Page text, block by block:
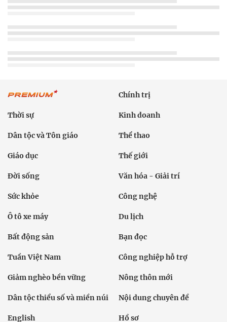
Chính trị
Thời sự Kinh doanh
Dân tộc và Tôn giáo Thể thao
Giáo dục Thế giới
Đời sống Văn hóa - Giải trí
Sức khỏe Công nghệ
Ô tô xe máy Du lịch
Bất động sản Bạn đọc
Tuần Việt Nam Công nghiệp hỗ trợ
Giảm nghèo bền vững Nông thôn mới
Dân tộc thiểu số và miền núi Nội dung chuyên đề
English Hồ sơ